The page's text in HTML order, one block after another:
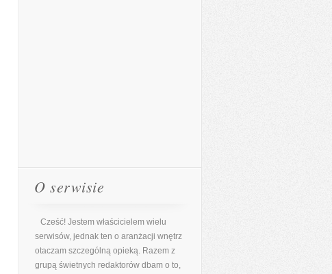
O serwisie
Cześć! Jestem właścicielem wielu
serwisów, jednak ten o aranżacji wnętrz
otaczam szczególną opieką. Razem z
grupą świetnych redaktorów dbam o to,